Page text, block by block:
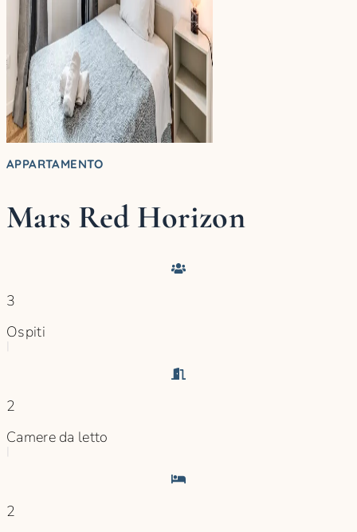
APPARTAMENTO
Mars Red Horizon
3
Ospiti
2
Camere da letto
2